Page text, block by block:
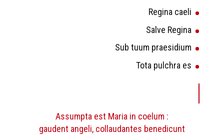
Regina caeli
Salve Regina
Sub tuum praesidium
Tota pulchra es
Assumpta est Maria in coelum :
gaudent angeli, collaudantes benedicunt